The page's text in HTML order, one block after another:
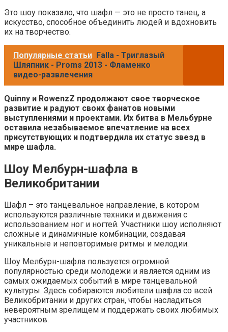
Это шоу показало, что шафл — это не просто танец, а
искусство, способное объединить людей и вдохновить
их на творчество.
Популярные статьи Falla - Триглазый
Шляпник - Proms 2013 - Фламенко
видео-развлечения
Quinny и RowenzZ продолжают свое творческое
развитие и радуют своих фанатов новыми
выступлениями и проектами. Их битва в Мельбурне
оставила незабываемое впечатление на всех
присутствующих и подтвердила их статус звезд в
мире шафла.
Шоу Мелбурн-шафла в
Великобритании
Шафл – это танцевальное направление, в котором
используются различные техники и движения с
использованием ног и ногтей. Участники шоу исполняют
сложные и динамичные комбинации, создавая
уникальные и неповторимые ритмы и мелодии.
Шоу Мелбурн-шафла пользуется огромной
популярностью среди молодежи и является одним из
самых ожидаемых событий в мире танцевальной
культуры. Здесь собираются любители шафла со всей
Великобритании и других стран, чтобы насладиться
невероятным зрелищем и поддержать своих любимых
участников.